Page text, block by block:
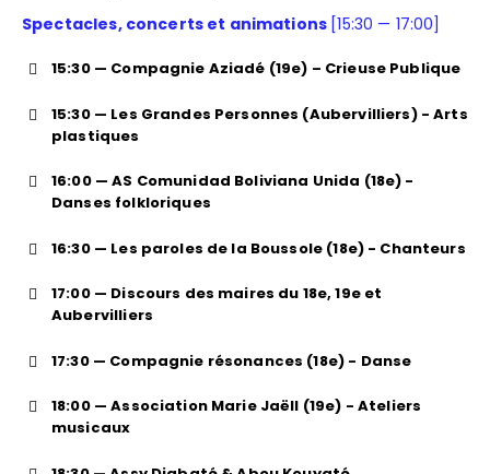
Spectacles, concerts et animations [15:30 — 17:00]
15:30 — Compagnie Aziadé (19e) – Crieuse Publique
15:30 — Les Grandes Personnes (Aubervilliers) - Arts
plastiques
16:00 — AS Comunidad Boliviana Unida (18e) -
Danses folkloriques
16:30 — Les paroles de la Boussole (18e) - Chanteurs
17:00 — Discours des maires du 18e, 19e et
Aubervilliers
17:30 — Compagnie résonances (18e) - Danse
18:00 — Association Marie Jaëll (19e) - Ateliers
musicaux